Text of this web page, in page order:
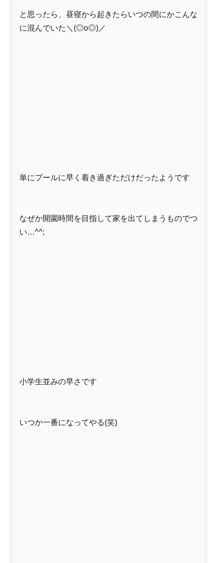
と思ったら、昼寝から起きたらいつの間にかこんな
に混んでいた＼(◎o◎)／
単にプールに早く着き過ぎただけだったようです
なぜか開園時間を目指して家を出てしまうものでつ
い…^^;
小学生並みの早さです
いつか一番になってやる(笑)